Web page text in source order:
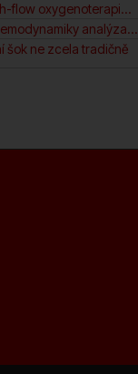
8. PW 2024-04-24 - Principy high-flow oxygenoterapie v intenzivní péči. N
9. PW 2023-01-18 - Monitorace hemodynamiky analýza arteriální křivky.
šok ne zcela tradičně